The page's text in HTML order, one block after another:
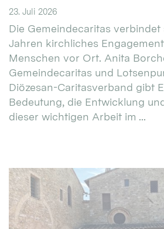
23. Juli 2026
Die Gemeindecaritas
Jahren kirchliches
Menschen vor Ort. Anita
Gemeindecaritas und
Diözesan-Caritasverband gibt
Bedeutung, die Entwicklung
dieser wichtigen Arbeit im ...